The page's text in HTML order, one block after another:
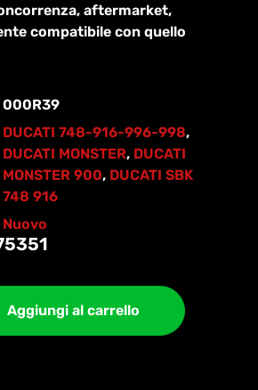
aftermarket,
compatibile con quello
000R39
DUCATI 748-916-996-998,
DUCATI MONSTER, DUCATI
MONSTER 900, DUCATI SBK
748 916
Nuovo
Aggiungi al carrello